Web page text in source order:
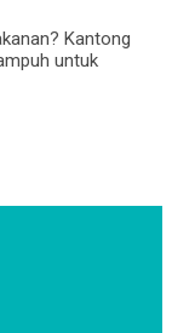
Kantong
untuk